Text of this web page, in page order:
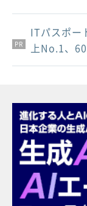
PR
PR
PR
ITパスポー
上No.1、